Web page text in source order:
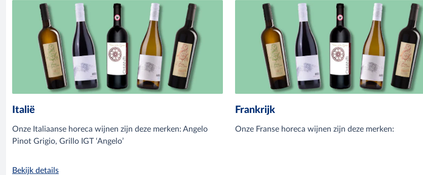
Italië
Onze Italiaanse horeca wijnen zijn deze merken: Angelo
Pinot Grigio, Grillo IGT ‘Angelo’
Bekijk details
Frankrijk
Onze Franse horeca wijnen zijn deze merken: